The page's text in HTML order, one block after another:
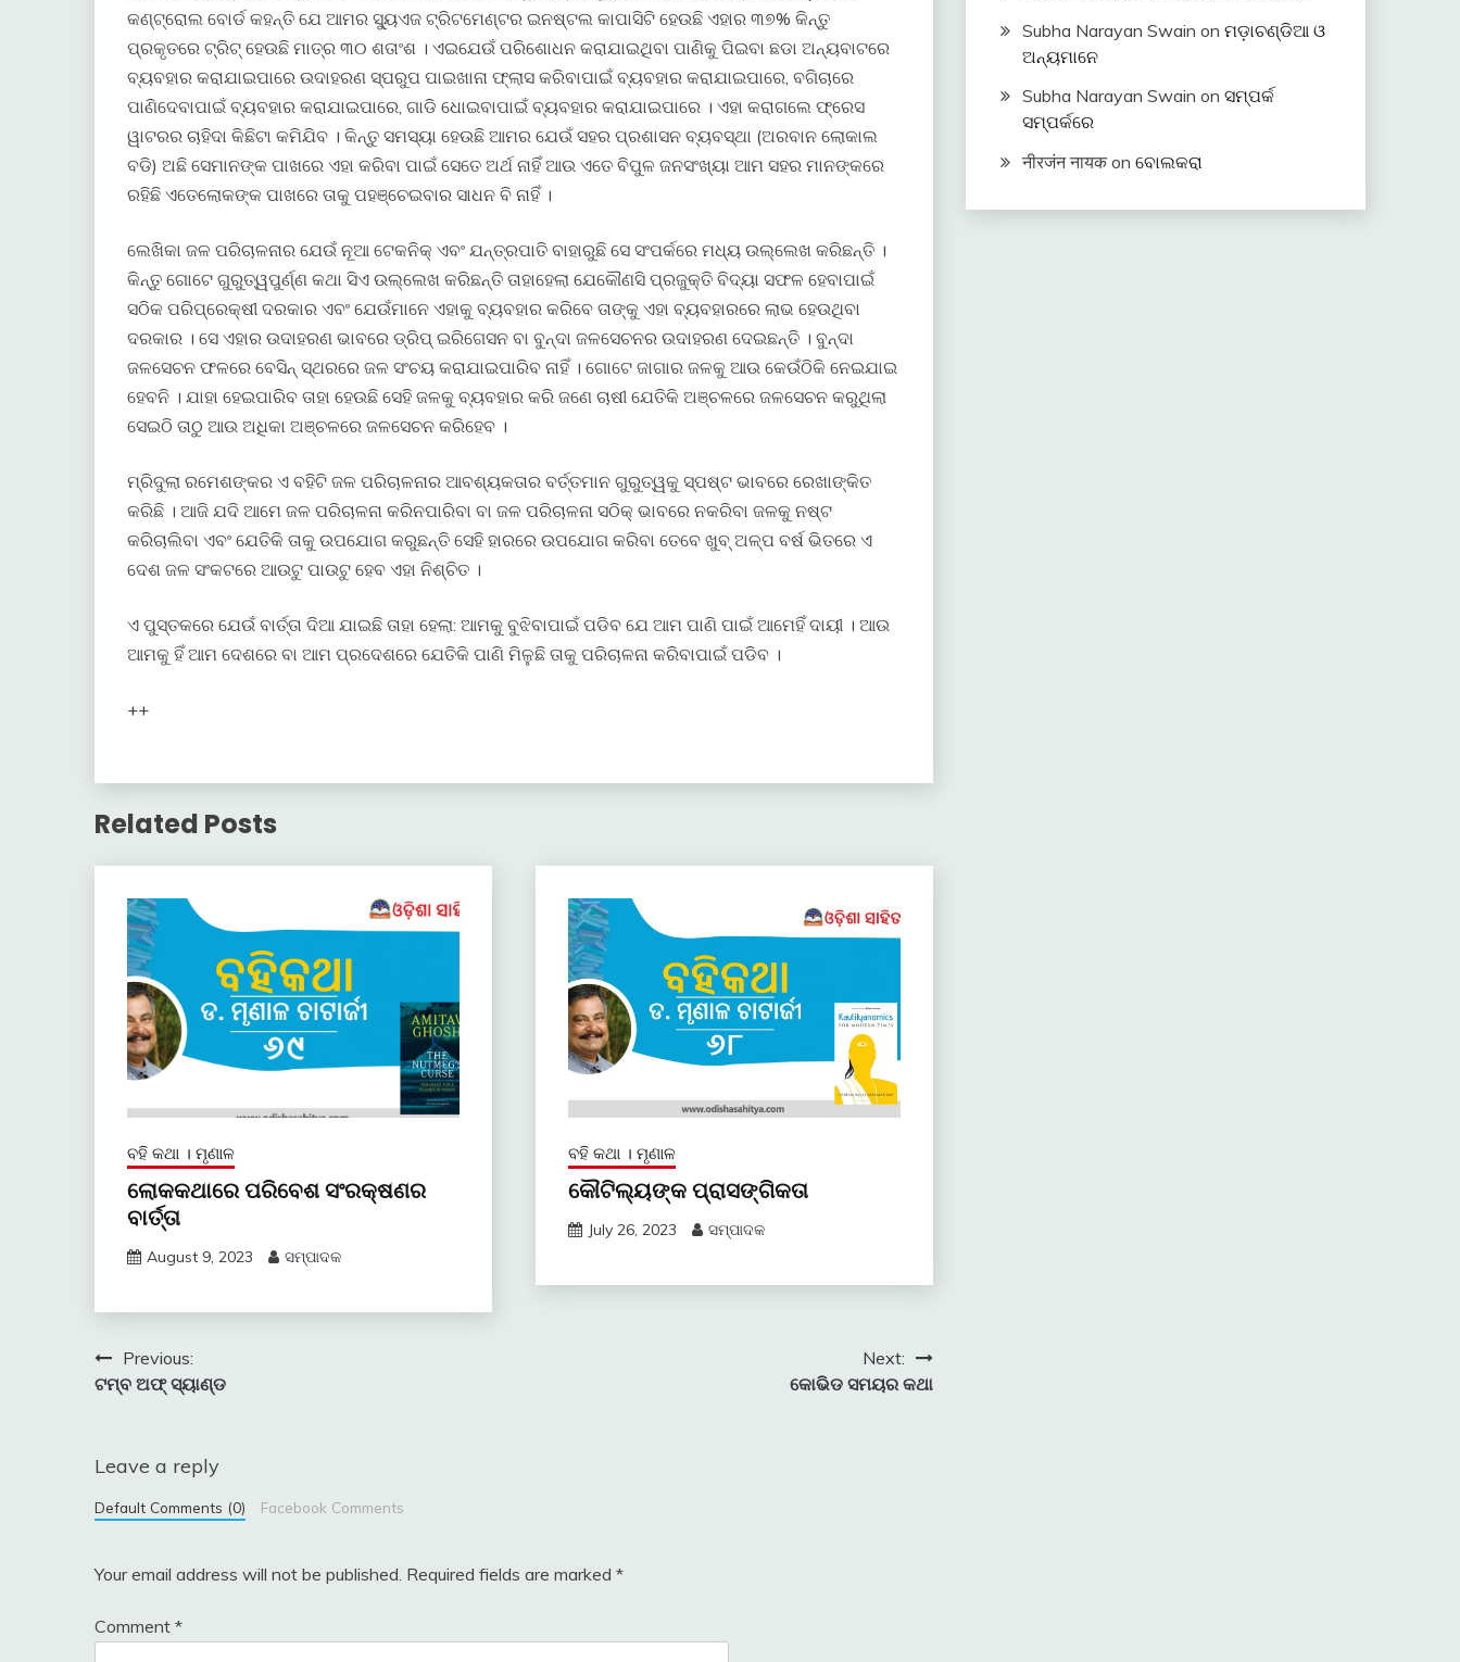
କଣ୍ଟ୍ରୋଲ ବୋର୍ଡ କହନ୍ତି ଯେ ଆମର ସ୍ୟୁଏଜ ଟ୍ରିଟମେଣ୍ଟର ଇନଷ୍ଟଲ କାପାସିଟି ହେଉଛି ଏହାର ୩୭% କିନ୍ତୁ
ପ୍ରକୃତରେ ଟ୍ରିଟ୍ ହେଉଛି ମାତ୍ର ୩୦ ଶତାଂଶ । ଏଇଯେଉଁ ପରିଶୋଧନ କରାଯାଇଥିବା ପାଣିକୁ ପିଇବା ଛଡା ଅନ୍ୟବାଟରେ
ବ୍ୟବହାର କରାଯାଇପାରେ ଉଦାହରଣ ସ୍ପରୁପ ପାଇଖାନା ଫ୍ଲାସ କରିବାପାଇଁ ବ୍ୟବହାର କରାଯାଇପାରେ, ବଗିଚାରେ
ପାଣିଦେବାପାଇଁ ବ୍ୟବହାର କରାଯାଇପାରେ, ଗାଡି ଧୋଇବାପାଇଁ ବ୍ୟବହାର କରାଯାଇପାରେ । ଏହା କରାଗଲେ ଫ୍ରେସ
ୱାଟରର ଚାହିଦା କିଛିଟା କମିଯିବ । କିନ୍ତୁ ସମସ୍ୟା ହେଉଛି ଆମର ଯେଉଁ ସହର ପ୍ରଶାସନ ବ୍ୟବସ୍ଥା (ଅରବାନ ଲୋକାଲ
ବଡି) ଅଛି ସେମାନଙ୍କ ପାଖରେ ଏହା କରିବା ପାଇଁ ସେତେ ଅର୍ଥ ନାହିଁ ଆଉ ଏତେ ବିପୁଳ ଜନସଂଖ୍ୟା ଆମ ସହର ମାନଙ୍କରେ
ରହିଛି ଏତେଲୋକଙ୍କ ପାଖରେ ତାକୁ ପହଞ୍ଚେଇବାର ସାଧନ ବି ନାହିଁ ।
ଲେଖିକା ଜଳ ପରିଚାଳନାର ଯେଉଁ ନୂଆ ଟେକନିକ୍ ଏବଂ ଯନ୍ତ୍ରପାତି ବାହାରୁଛି ସେ ସଂପର୍କରେ ମଧ୍ୟ ଉଲ୍ଲେଖ କରିଛନ୍ତି ।
କିନ୍ତୁ ଗୋଟେ ଗୁରୁତ୍ୱପୁର୍ଣ୍ଣ କଥା ସିଏ ଉଲ୍ଲେଖ କରିଛନ୍ତି ତାହାହେଲା ଯେକୌଣସି ପ୍ରଜୁକ୍ତି ବିଦ୍ୟା ସଫଳ ହେବାପାଇଁ
ସଠିକ ପରିପ୍ରେକ୍ଷୀ ଦରକାର ଏବଂ ଯେଉଁମାନେ ଏହାକୁ ବ୍ୟବହାର କରିବେ ତାଙ୍କୁ ଏହା ବ୍ୟବହାରରେ ଲାଭ ହେଉଥିବା
ଦରକାର । ସେ ଏହାର ଉଦାହରଣ ଭାବରେ ଡ୍ରିପ୍ ଇରିଗେସନ ବା ବୁନ୍ଦା ଜଳସେଚନର ଉଦାହରଣ ଦେଇଛନ୍ତି । ବୁନ୍ଦା
ଜଳସେଚନ ଫଳରେ ବେସିନ୍ ସ୍ଥରରେ ଜଳ ସଂଚୟ କରାଯାଇପାରିବ ନାହିଁ । ଗୋଟେ ଜାଗାର ଜଳକୁ ଆଉ କେଉଁଠିକି ନେଇଯାଇ
ହେବନି । ଯାହା ହେଇପାରିବ ତାହା ହେଉଛି ସେହି ଜଳକୁ ବ୍ୟବହାର କରି ଜଣେ ଚାଷୀ ଯେତିକି ଅଞ୍ଚଳରେ ଜଳସେଚନ କରୁଥିଲା
ସେଇଠି ତାଠୁ ଆଉ ଅଧିକା ଅଞ୍ଚଳରେ ଜଳସେଚନ କରିହେବ ।
ମ୍ରିଦୁଲା ରମେଶଙ୍କର ଏ ବହିଟି ଜଳ ପରିଚାଳନାର ଆବଶ୍ୟକତାର ବର୍ତ୍ତମାନ ଗୁରୁତ୍ୱକୁ ସ୍ପଷ୍ଟ ଭାବରେ ରେଖାଙ୍କିତ
କରିଛି । ଆଜି ଯଦି ଆମେ ଜଳ ପରିଚାଳନା କରିନପାରିବା ବା ଜଳ ପରିଚାଳନା ସଠିକ୍ ଭାବରେ ନକରିବା ଜଳକୁ ନଷ୍ଟ
କରିଚାଲିବା ଏବଂ ଯେତିକି ତାକୁ ଉପଯୋଗ କରୁଛନ୍ତି ସେହି ହାରରେ ଉପଯୋଗ କରିବା ତେବେ ଖୁବ୍ ଅଳ୍ପ ବର୍ଷ ଭିତରେ ଏ
ଦେଶ ଜଳ ସଂକଟରେ ଆଉଟୁ ପାଉଟୁ ହେବ ଏହା ନିଶ୍ଚିତ ।
ଏ ପୁସ୍ତକରେ ଯେଉଁ ବାର୍ତ୍ତା ଦିଆ ଯାଇଛି ତାହା ହେଲା: ଆମକୁ ବୁଝିବାପାଇଁ ପଡିବ ଯେ ଆମ ପାଣି ପାଇଁ ଆମେହିଁ ଦାୟୀ । ଆଉ
ଆମକୁ ହିଁ ଆମ ଦେଶରେ ବା ଆମ ପ୍ରଦେଶରେ ଯେତିକି ପାଣି ମିଳୁଛି ତାକୁ ପରିଚାଳନା କରିବାପାଇଁ ପଡିବ ।
++
Related Posts
ବହି କଥା । ମୃଣାଳ
ଲୋକକଥାରେ ପରିବେଶ ସଂରକ୍ଷଣର
ବାର୍ତ୍ତା
August 9, 2023 ସମ୍ପାଦକ
ବହି କଥା । ମୃଣାଳ
କୌଟିଲ୍ୟଙ୍କ ପ୍ରାସଙ୍ଗିକତା
July 26, 2023 ସମ୍ପାଦକ
Post
navigation
Previous:
ଟମ୍ବ ଅଫ୍‍ ସ୍ୟାଣ୍ଡ
Next:
କୋଭିଡ ସମୟର କଥା
Leave a reply
Default Comments (0) Facebook Comments
Your email address will not be published. Required fields are marked *
Comment *
Subha Narayan Swain on ମଡ଼ାଚଣ୍ଡିଆ ଓ
ଅନ୍ୟମାନେ
Subha Narayan Swain on ସମ୍ପର୍କ
ସମ୍ପର୍କରେ
नीरजंन नायकon ବୋଲକରା